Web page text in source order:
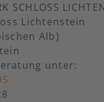
SCHLOSS
Lichtenstein
Alb)
unter: